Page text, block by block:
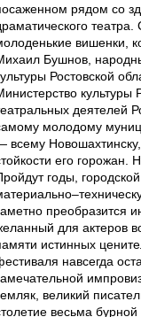
рядом со
вишенки,
Бушнов,
Ростовской
культуры
деятелей
молодому
всему
его горожан.
годы,
преобразится
для актеров
истинных
навсегда
великий
весьма